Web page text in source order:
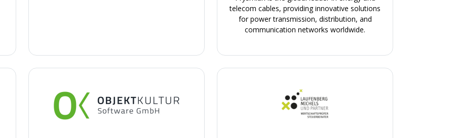
telecom cables, providing innovative solutions
for power transmission, distribution, and
communication networks worldwide.